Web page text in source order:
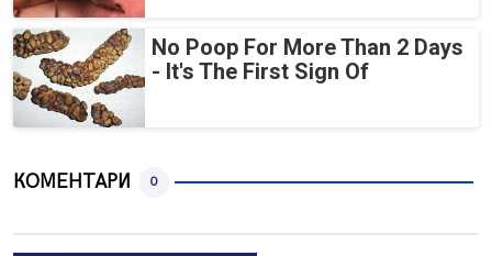
No Poop For More Than 2 Days
- It's The First Sign Of
КОМЕНТАРИ 0